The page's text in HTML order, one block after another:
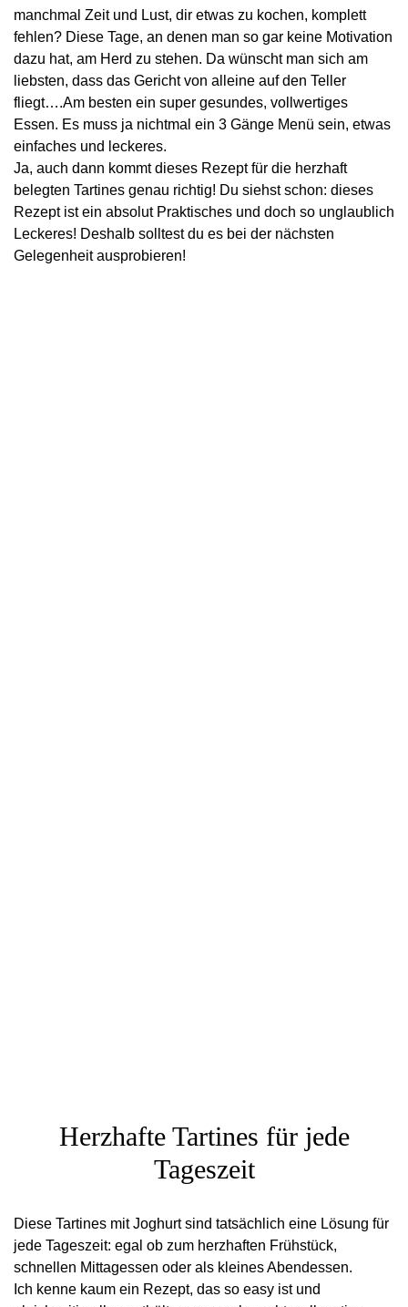
manchmal Zeit und Lust, dir etwas zu kochen, komplett
fehlen? Diese Tage, an denen man so gar keine Motivation
dazu hat, am Herd zu stehen. Da wünscht man sich am
liebsten, dass das Gericht von alleine auf den Teller
fliegt….Am besten ein super gesundes, vollwertiges
Essen. Es muss ja nichtmal ein 3 Gänge Menü sein, etwas
einfaches und leckeres.
Ja, auch dann kommt dieses Rezept für die herzhaft
belegten Tartines genau richtig! Du siehst schon: dieses
Rezept ist ein absolut Praktisches und doch so unglaublich
Leckeres! Deshalb solltest du es bei der nächsten
Gelegenheit ausprobieren!
Herzhafte Tartines für jede
Tageszeit
Diese Tartines mit Joghurt sind tatsächlich eine Lösung für
jede Tageszeit: egal ob zum herzhaften Frühstück,
schnellen Mittagessen oder als kleines Abendessen.
Ich kenne kaum ein Rezept, das so easy ist und